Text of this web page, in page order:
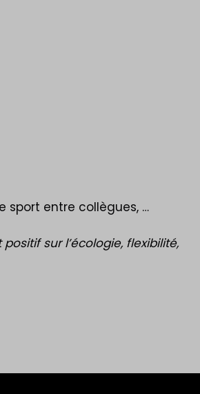
sport entre collègues, …
sur l’écologie, flexibilité,